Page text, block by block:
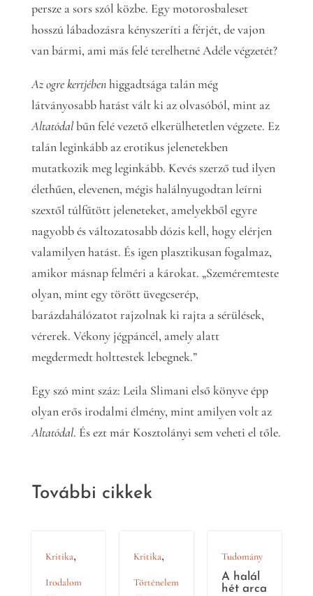
persze a sors szól közbe. Egy motorosbaleset
hosszú lábadozásra kényszeríti a férjét, de vajon
van bármi, ami más felé terelhetné Adéle végzetét?
Az ogre kertjébenhiggadtsága talán még
látványosabb hatást vált ki az olvasóból, mint az
Altatódalbűn felé vezető elkerülhetetlen végzete. Ez
talán leginkább az erotikus jelenetekben
mutatkozik meg leginkább. Kevés szerző tud ilyen
élethűen, elevenen, mégis halálnyugodtan leírni
szextől túlfűtött jeleneteket, amelyekből egyre
nagyobb és változatosabb dózis kell, hogy elérjen
valamilyen hatást. És igen plasztikusan fogalmaz,
amikor másnap felméri a károkat. „Szeméremteste
olyan, mint egy törött üvegcserép,
barázdahálózatot rajzolnak ki rajta a sérülések,
vérerek. Vékony jégpáncél, amely alatt
megdermedt holttestek lebegnek.”
Egy szó mint száz: Leila Slimani első könyve épp
olyan erős irodalmi élmény, mint amilyen volt az
Altatódal. És ezt már Kosztolányi sem veheti el tőle.
További cikkek
Kritika,
Irodalom
Kritika,
Történelem
Tudomány
A halál
hét arca